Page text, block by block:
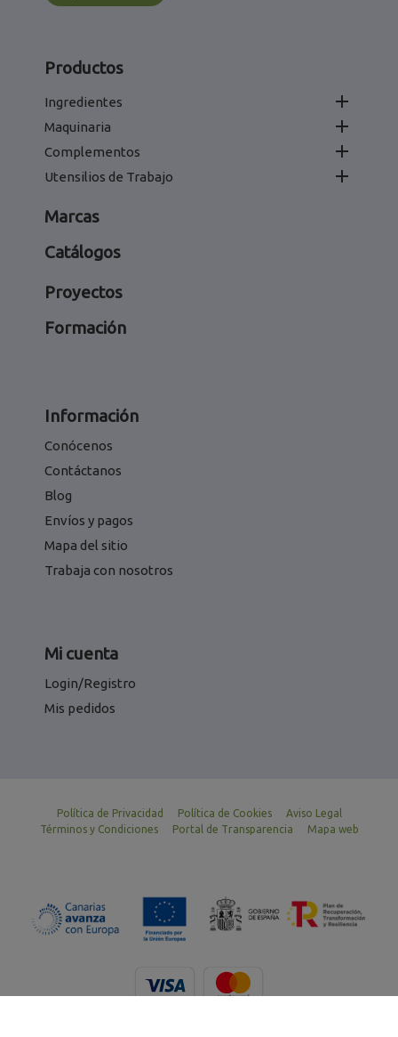
Productos
Ingredientes 
Maquinaria 
Complementos 
Utensilios de Trabajo 
Marcas
Catálogos
Proyectos
Formación
Información
Conócenos
Contáctanos
Blog
Envíos y pagos
Mapa del sitio
Trabaja con nosotros
Mi cuenta
Login/Registro
Mis pedidos
Política de Privacidad Política de Cookies
Aviso Legal
Términos y Condiciones
Portal de Transparencia Mapa web